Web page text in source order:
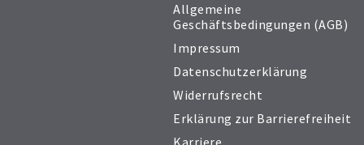
Allgemeine
Geschäftsbedingungen (AGB)
Impressum
Datenschutzerklärung
Widerrufsrecht
Erklärung zur Barrierefreiheit
Karriere